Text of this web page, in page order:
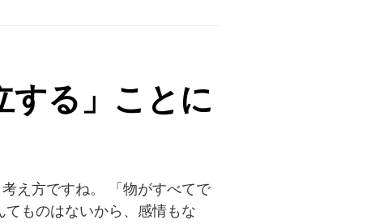
する」ことに
え方ですね。 「物がすべてで
ものはないから、感情もな